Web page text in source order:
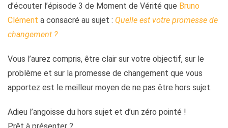
d’écouter l’épisode 3 de Moment de Vérité que Bruno
Clément a consacré au sujet : Quelle est votre promesse de
changement ?
Vous l’aurez compris, être clair sur votre objectif, sur le
problème et sur la promesse de changement que vous
apportez est le meilleur moyen de ne pas être hors sujet.
Adieu l’angoisse du hors sujet et d’un zéro pointé !